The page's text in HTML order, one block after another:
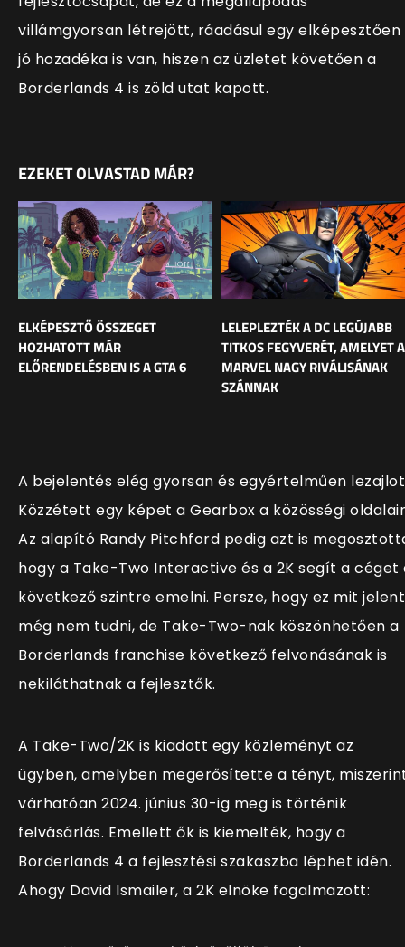
villámgyorsan létrejött, ráadásul egy elképesztően
jó hozadéka is van, hiszen az üzletet követően a
Borderlands 4 is zöld utat kapott.
EZEKET OLVASTAD MÁR?
ELKÉPESZTŐ ÖSSZEGET
HOZHATOTT MÁR
ELŐRENDELÉSBEN IS A GTA 6
LELEPLEZTÉK A DC LEGÚJABB
TITKOS FEGYVERÉT, AMELYET A
MARVEL NAGY RIVÁLISÁNAK
SZÁNNAK
A bejelentés elég gyorsan és egyértelműen
Közzétett egy képet a Gearbox a közösségi
Az alapító Randy Pitchford pedig azt is
hogy a Take-Two Interactive és a 2K segít a céget
következő szintre emelni. Persze, hogy ez mit
még nem tudni, de Take-Two-nak köszönhetően a
Borderlands franchise következő felvonásának is
nekiláthatnak a fejlesztők.
A Take-Two/2K is kiadott egy közleményt az
ügyben, amelyben megerősítette a tényt,
várhatóan 2024. június 30-ig meg is történik
felvásárlás. Emellett ők is kiemelték, hogy a
Borderlands 4 a fejlesztési szakaszba léphet idén.
Ahogy David Ismailer, a 2K elnöke fogalmazott: